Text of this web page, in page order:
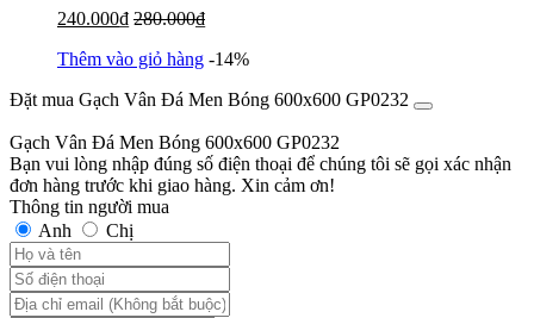
240.000₫ 280.000₫
Thêm vào giỏ hàng -14%
Đặt mua Gạch Vân Đá Men Bóng 600x600 GP0232
Gạch Vân Đá Men Bóng 600x600 GP0232
Bạn vui lòng nhập đúng số điện thoại để chúng tôi sẽ gọi xác nhận
đơn hàng trước khi giao hàng. Xin cảm ơn!
Thông tin người mua
Anh
Chị